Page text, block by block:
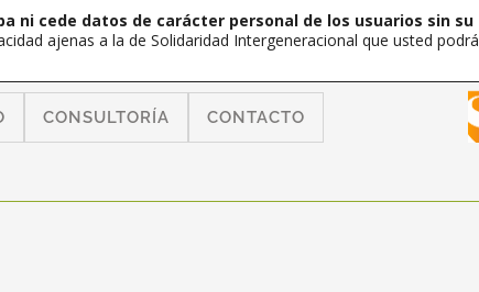
CONSULTORÍA CONTACTO
ni cede datos de carácter personal de los usuarios sin su
ajenas a la de Solidaridad Intergeneracional que usted podrá